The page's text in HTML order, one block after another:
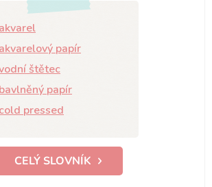
akvarel
akvarelový papír
štětec
bavlněný papír
cold pressed
CELÝ SLOVNÍK